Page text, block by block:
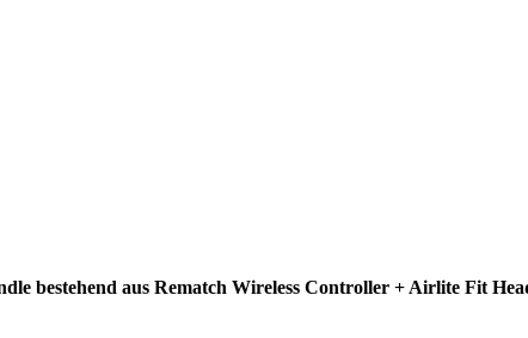
bestehend aus Rematch Wireless Controller + Airlite Fit